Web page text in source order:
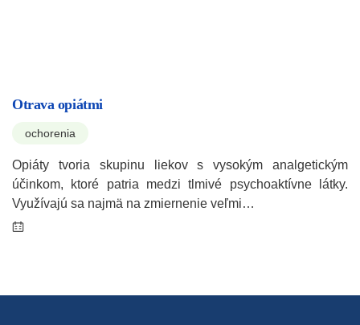
Otrava opiátmi
ochorenia
Opiáty tvoria skupinu liekov s vysokým analgetickým
účinkom, ktoré patria medzi tlmivé psychoaktívne látky.
Využívajú sa najmä na zmiernenie veľmi…